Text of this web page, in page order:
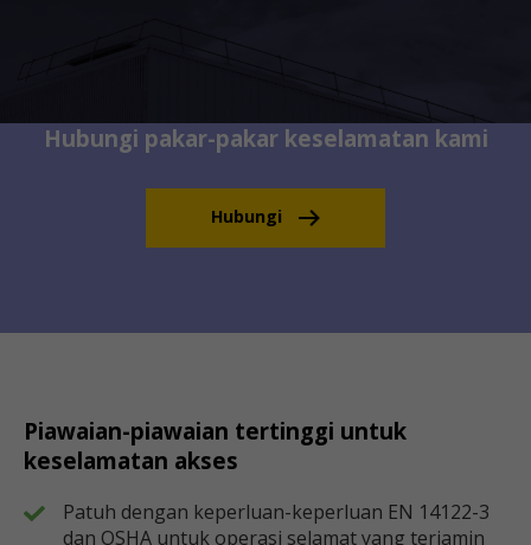
Hubungi pakar-pakar keselamatan kami
Hubungi
Piawaian-piawaian tertinggi untuk
keselamatan akses
Patuh dengan keperluan-keperluan EN 14122-3
dan OSHA untuk operasi selamat yang terjamin